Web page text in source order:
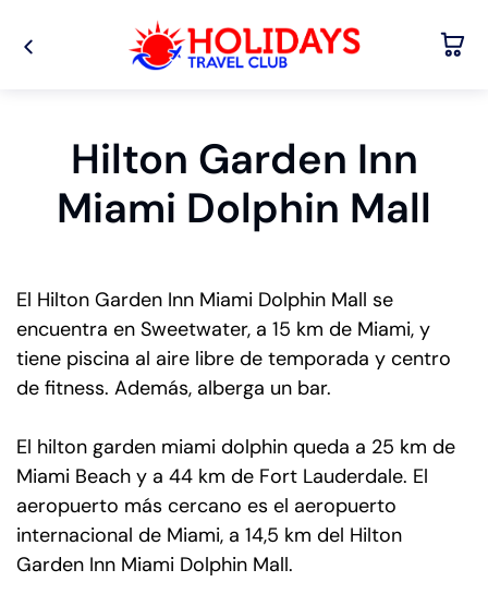
Hilton Garden Inn
Miami Dolphin Mall
El Hilton Garden Inn Miami Dolphin Mall se
encuentra en Sweetwater, a 15 km de Miami, y
tiene piscina al aire libre de temporada y centro
de fitness. Además, alberga un bar.
El hilton garden miami dolphin queda a 25 km de
Miami Beach y a 44 km de Fort Lauderdale. El
aeropuerto más cercano es el aeropuerto
internacional de Miami, a 14,5 km del Hilton
Garden Inn Miami Dolphin Mall.